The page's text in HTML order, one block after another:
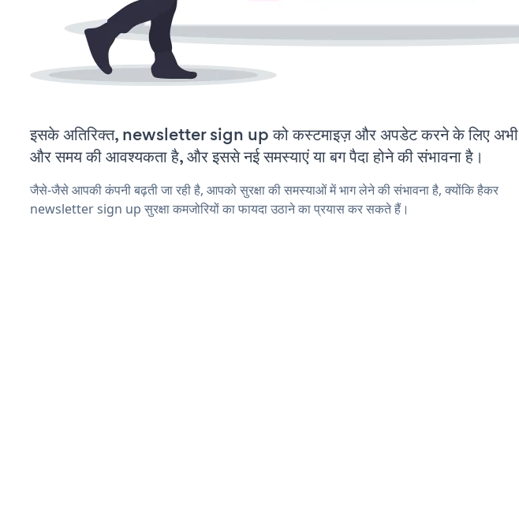
इसके अतिरिक्त, newsletter sign up को कस्टमाइज़ और अपडेट करने के लिए अभी
और समय की आवश्यकता है, और इससे नई समस्याएं या बग पैदा होने की संभावना है।
जैसे-जैसे आपकी कंपनी बढ़ती जा रही है, आपको सुरक्षा की समस्याओं में भाग लेने की संभावना है, क्योंकि हैकर
newsletter sign up सुरक्षा कमजोरियों का फायदा उठाने का प्रयास कर सकते हैं।